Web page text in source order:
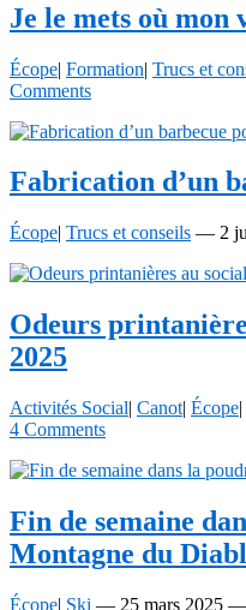
Je le mets où mon
Écope| Formation| Trucs et
Comments
Fabrication d’un
Écope| Trucs et conseils — 2
Odeurs
2025
Activités Social| Canot| Écope|
4 Comments
Fin de semaine
Montagne du
Écope| Ski — 25 mars 2025 —